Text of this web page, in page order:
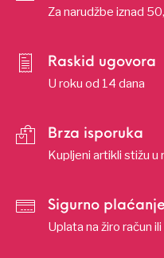
Za narudžbe iznad
Raskid ugovora
U roku od 14 dana
Brza isporuka
Kupljeni artikli stižu u
Sigurno
Uplata na žiro račun